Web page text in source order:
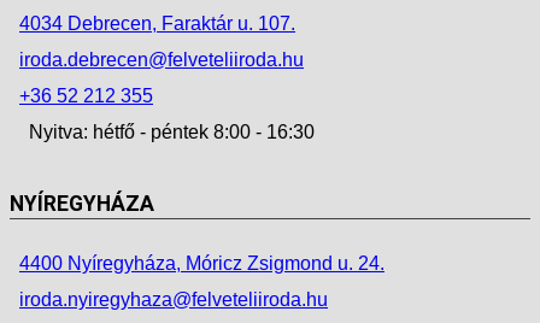
4034 Debrecen, Faraktár u. 107.
iroda.debrecen@felveteliiroda.hu
+36 52 212 355
Nyitva: hétfő - péntek 8:00 - 16:30
NYÍREGYHÁZA
4400 Nyíregyháza, Móricz Zsigmond u. 24.
iroda.nyiregyhaza@felveteliiroda.hu